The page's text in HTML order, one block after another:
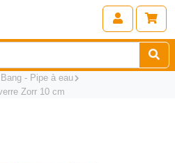
Bang - Pipe à eau
Zorr 10 cm